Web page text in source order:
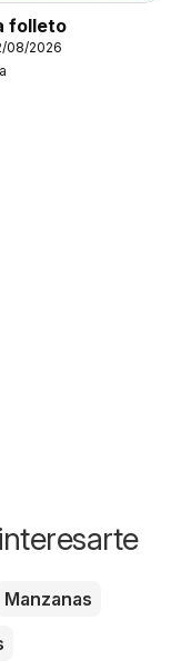
folleto
08/2026
Manzanas